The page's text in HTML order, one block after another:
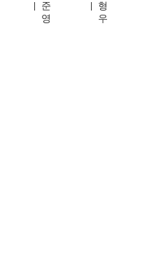
준
영
형
우